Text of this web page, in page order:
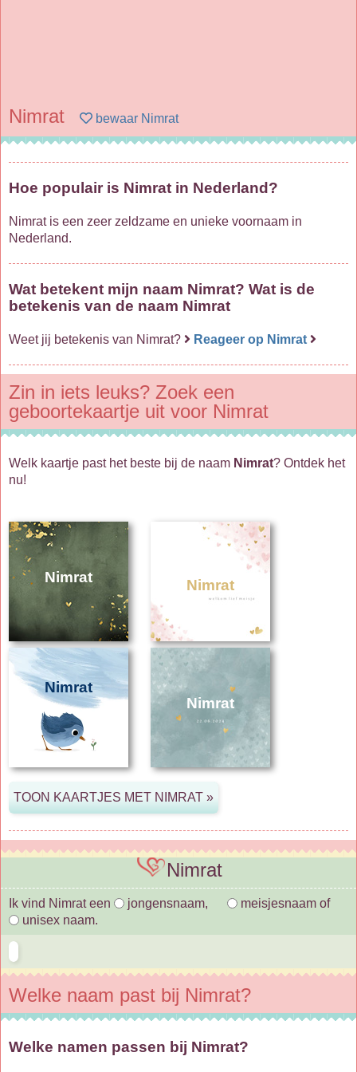
Nimrat bewaar Nimrat
Hoe populair is Nimrat in Nederland?
Nimrat is een zeer zeldzame en unieke voornaam in
Nederland.
Wat betekent mijn naam Nimrat? Wat is de
betekenis van de naam Nimrat
Weet jij betekenis van Nimrat? Reageer op Nimrat
Zin in iets leuks? Zoek een
geboortekaartje uit voor Nimrat
Welk kaartje past het beste bij de naam Nimrat? Ontdek het
nu!
Nimrat Nimrat
Nimrat
Nimrat
Nimrat
Ik vind Nimrat een jongensnaam,
meisjesnaam of
unisex naam.
Welke naam past bij Nimrat?
Welke namen passen bij Nimrat?